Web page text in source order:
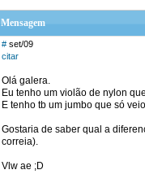
Mensagem
# set/09
citar
Olá galera.
Eu tenho um violão de nylon
E tenho tb um jumbo que só
Gostaria de saber qual a
correia).
Vlw ae ;D